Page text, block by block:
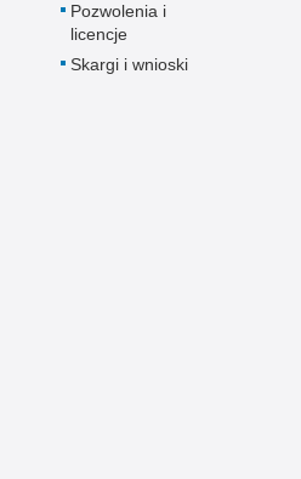
Pozwolenia i
licencje
Skargi i wnioski